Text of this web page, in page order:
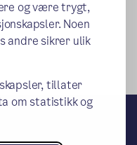
og være trygt,
Noen
andre sikrer ulik
tillater
om statistikk og